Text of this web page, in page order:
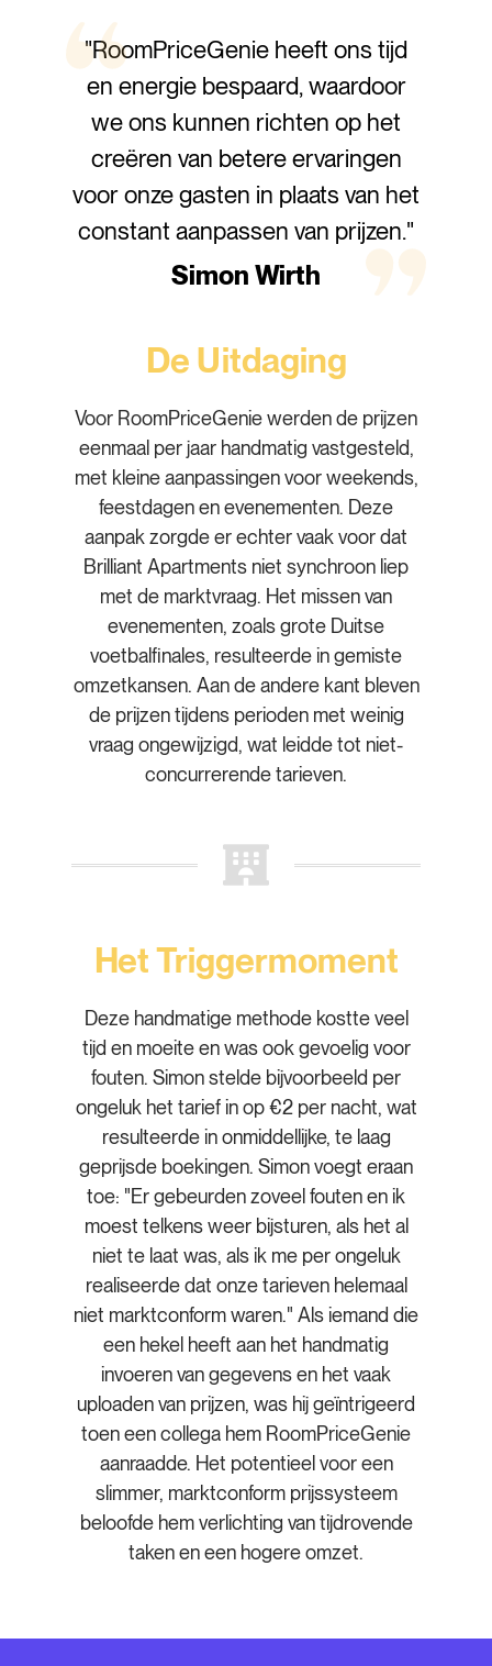
"RoomPriceGenie heeft ons tijd
en energie bespaard, waardoor
we ons kunnen richten op het
creëren van betere ervaringen
voor onze gasten in plaats van het
constant aanpassen van prijzen."
Simon Wirth
De Uitdaging
Voor RoomPriceGenie werden de prijzen
eenmaal per jaar handmatig vastgesteld,
met kleine aanpassingen voor weekends,
feestdagen en evenementen. Deze
aanpak zorgde er echter vaak voor dat
Brilliant Apartments niet synchroon liep
met de marktvraag. Het missen van
evenementen, zoals grote Duitse
voetbalfinales, resulteerde in gemiste
omzetkansen. Aan de andere kant bleven
de prijzen tijdens perioden met weinig
vraag ongewijzigd, wat leidde tot niet-
concurrerende tarieven.
Het Triggermoment
Deze handmatige methode kostte veel
tijd en moeite en was ook gevoelig voor
fouten. Simon stelde bijvoorbeeld per
ongeluk het tarief in op €2 per nacht, wat
resulteerde in onmiddellijke, te laag
geprijsde boekingen. Simon voegt eraan
toe: "Er gebeurden zoveel fouten en ik
moest telkens weer bijsturen, als het al
niet te laat was, als ik me per ongeluk
realiseerde dat onze tarieven helemaal
niet marktconform waren." Als iemand die
een hekel heeft aan het handmatig
invoeren van gegevens en het vaak
uploaden van prijzen, was hij geïntrigeerd
toen een collega hem RoomPriceGenie
aanraadde. Het potentieel voor een
slimmer, marktconform prijssysteem
beloofde hem verlichting van tijdrovende
taken en een hogere omzet.